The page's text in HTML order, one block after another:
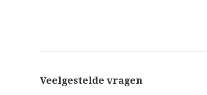
Veelgestelde vragen